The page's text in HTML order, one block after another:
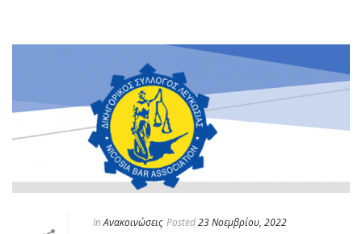
In Ανακοινώσεις Posted23 Νοεμβρίου, 2022